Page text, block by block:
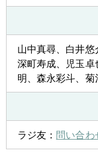
山中真尋、白井悠
深町寿成、児玉
明、森永彩斗、
ラジ友： 問い合わ